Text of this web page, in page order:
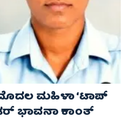
ಮಹಿಳಾ ‘ಟಾಪ್
ಭಾವನಾ ಕಾಂತ್